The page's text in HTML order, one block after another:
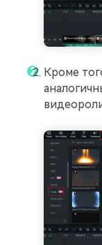
Кроме